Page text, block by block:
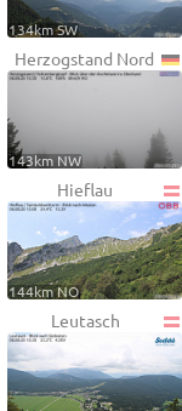
134km SW
Herzogstand Nord
143km NW
Hieflau
144km NO
Leutasch